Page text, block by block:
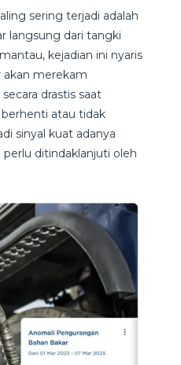
sering terjadi adalah
langsung dari tangki
kejadian ini nyaris
akan merekam
drastis saat
berhenti atau tidak
sinyal kuat adanya
ditindaklanjuti oleh